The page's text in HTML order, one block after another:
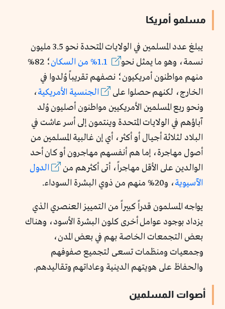
مسلمو أمريكا
يبلغ عدد المسلمين في الولايات المتحدة نحو 3.5 مليون
نسمة، وهو ما يمثل نحو
؛ 82%
منهم مواطنون أمريكيون؛ نصفهم تقريباً وُلدوا في
الخارج، لكنهم حصلوا على
الجنسية الأمريكية،
ونحو ربع المسلمين الأمريكيين مواطنون أصليون وُلد
آباؤهم في الولايات المتحدة وينتمون إلى أسر عاشت في
البلاد لثلاثة أجيال أو أكثر، أي إن غالبية المسلمين من
أصول مهاجرة، إما هم أنفسهم مهاجرون أو كان أحد
الوالدين على الأقل مهاجراً، أتى أكثرهم من
الدول
الآسيوية، و20% منهم من ذوي البشرة السوداء.
يواجه المسلمون قدراً كبيراً من التمييز العنصري الذي
يزداد بوجود عوامل أخرى كلون البشرة الأسود، وهناك
بعض التجمعات الخاصة بهم في بعض المدن،
وجمعيات ومنظمات تسعى لتجميع صفوفهم
والحفاظ على هويتهم الدينية وعاداتهم وتقاليدهم.
أصوات المسلمين